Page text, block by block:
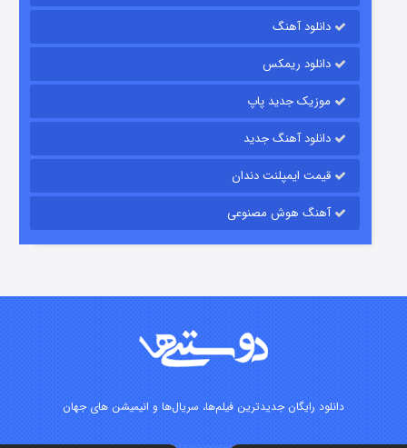
قسمت
قسمت۷ (زیرنویس) منتشر شد
دانلود آهنگ
دانلود ریمکس
موزیک جدید پاپ
دانلود آهنگ جدید
قیمت ایمپلنت دندان
آهنگ هوش مصنوعی
دانلود رایگان جدیدترین فیلم‌ها، سریال‌ها و انیمیشن های جهان